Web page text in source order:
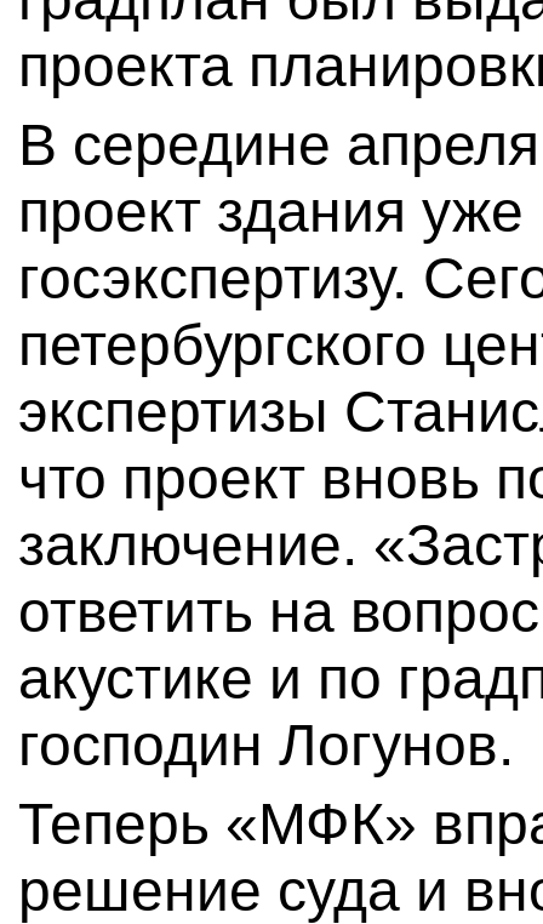
проекта
В середине
проект здания
госэкспертизу.
петербургского
экспертизы
что проект вновь
заключение.
ответить на
акустике и по
господин Логунов.
Теперь «МФК»
решение суда и